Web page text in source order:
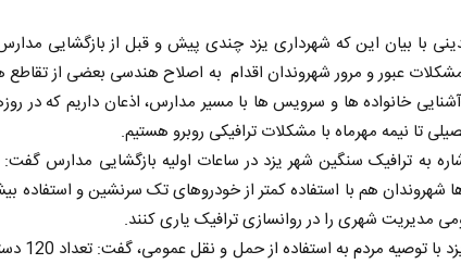
با بیان این که شهرداری یزد چندی پیش و قبل از بازگشایی
عبور و مرور شهروندان اقدام به اصلاح هندسی بعضی از تقاطع
خانواده ها و سرویس ها با مسیر مدارس، اذعان داریم که در
تا نیمه مهرماه با مشکلات ترافیکی روبرو هستیم.
به ترافیک سنگین شهر یزد در ساعات اولیه بازگشایی مدارس گفت:
شهروندان هم با استفاده کمتر از خودروهای تک سرنشین و استفاده
مدیریت شهری را در روانسازی ترافیک یاری کنند.
شهردار یزد با